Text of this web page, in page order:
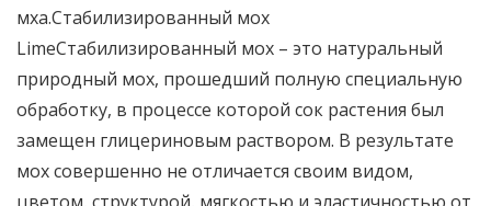
мха.Стабилизированный мох
LimeСтабилизированный мох – это натуральный
природный мох, прошедший полную специальную
обработку, в процессе которой сок растения был
замещен глицериновым раствором. В результате
мох совершенно не отличается своим видом,